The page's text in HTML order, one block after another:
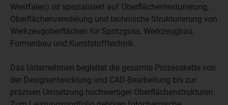
Westfalen) ist spezialisiert auf Oberflächentexturierung,
Oberflächenveredelung und technische Strukturierung von
Werkzeugoberflächen für Spritzguss, Werkzeugbau,
Formenbau und Kunststofftechnik.
Das Unternehmen begleitet die gesamte Prozesskette von
der Designentwicklung und CAD-Bearbeitung bis zur
präzisen Umsetzung hochwertiger Oberflächenstrukturen.